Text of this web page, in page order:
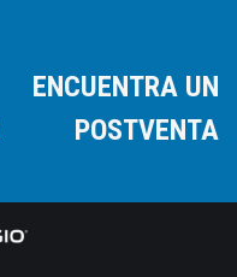
ENCUENTRA UN
POSTVENTA